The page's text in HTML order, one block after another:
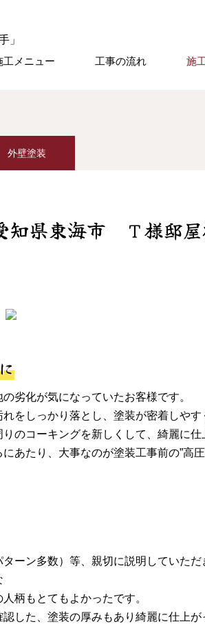
工メニュー 工事の流れ 施
外壁塗装
知県東海市 Ｔ様邸屋
劣化が気になっていたお客様です。
をしっかり落とし、塗装が密着しやす
のコーキングを新しくして、綺麗に仕
あたり、大事なのが塗装工事前の”高
ーン多数）等、親切に説明していただ
柄もとてもよかったです。
した、塗装の厚みもあり綺麗に仕上が